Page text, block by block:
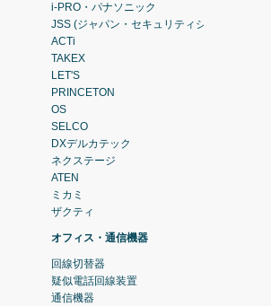
i-PRO・パナソニック
JSS (ジャパン・セキュリティシステム)
ACTi
TAKEX
LET'S
PRINCETON
OS
SELCO
DXデルカテック
ネクステージ
ATEN
ミカミ
ザクティ
オフィス・通信機器
回線切替器
疑似電話回線装置
通信機器